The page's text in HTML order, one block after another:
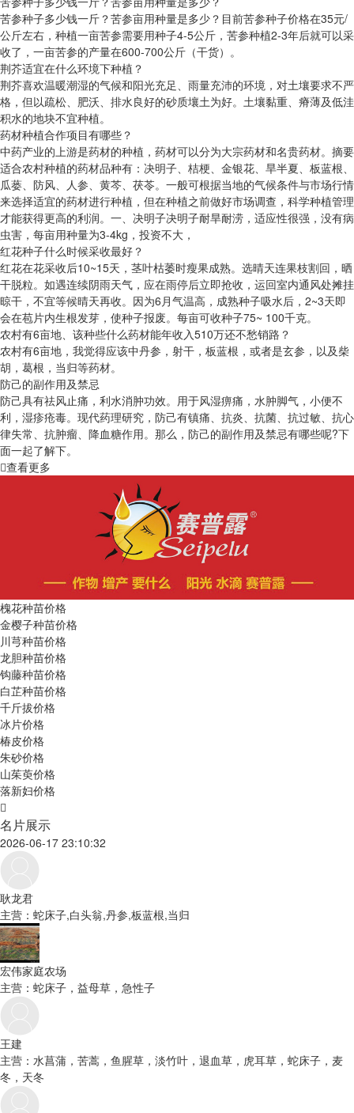
苦参种子多少钱一斤？苦参亩用种量是多少？目前苦参种子价格在35元/
公斤左右，种植一亩苦参需要用种子4-5公斤，苦参种植2-3年后就可以采
收了，一亩苦参的产量在600-700公斤（干货）。
荆芥适宜在什么环境下种植？
荆芥喜欢温暖潮湿的气候和阳光充足、雨量充沛的环境，对土壤要求不严
格，但以疏松、肥沃、排水良好的砂质壤土为好。土壤黏重、瘠薄及低洼
积水的地块不宜种植。
药材种植合作项目有哪些？
中药产业的上游是药材的种植，药材可以分为大宗药材和名贵药材。摘要
适合农村种植的药材品种有：决明子、桔梗、金银花、旱半夏、板蓝根、
瓜蒌、防风、人参、黄芩、茯苓。一般可根据当地的气候条件与市场行情
来选择适宜的药材进行种植，但在种植之前做好市场调查，科学种植管理
才能获得更高的利润。一、决明子决明子耐旱耐涝，适应性很强，没有病
虫害，每亩用种量为3-4kg，投资不大，
红花种子什么时候采收最好？
红花在花采收后10~15天，茎叶枯萎时瘦果成熟。选晴天连果枝割回，晒
干脱粒。如遇连续阴雨天气，应在雨停后立即抢收，运回室内通风处摊挂
晾干，不宜等候晴天再收。因为6月气温高，成熟种子吸水后，2~3天即
会在苞片内生根发芽，使种子报废。每亩可收种子75~ 100千克。
农村有6亩地、该种些什么药材能年收入510万还不愁销路？
农村有6亩地，我觉得应该中丹参，射干，板蓝根，或者是玄参，以及柴
胡，葛根，当归等药材。
防己的副作用及禁忌
防己具有祛风止痛，利水消肿功效。用于风湿痹痛，水肿脚气，小便不
利，湿疹疮毒。现代药理研究，防己有镇痛、抗炎、抗菌、抗过敏、抗心
律失常、抗肿瘤、降血糖作用。那么，防己的副作用及禁忌有哪些呢?下
面一起了解下。
查看更多
槐花种苗价格
金樱子种苗价格
川芎种苗价格
龙胆种苗价格
钩藤种苗价格
白芷种苗价格
千斤拔价格
冰片价格
椿皮价格
朱砂价格
山茱萸价格
落新妇价格
名片展示
2026-06-17 23:10:32
耿龙君
主营：蛇床子,白头翁,丹参,板蓝根,当归
宏伟家庭农场
主营：蛇床子，益母草，急性子
王建
主营：水菖蒲，苦蒿，鱼腥草，淡竹叶，退血草，虎耳草，蛇床子，麦
冬，天冬